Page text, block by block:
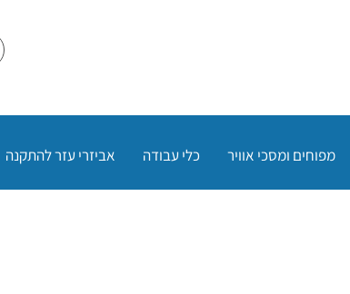
מפוחים ומסכי אוויר כלי עבודה אביזרי עזר להתקנה